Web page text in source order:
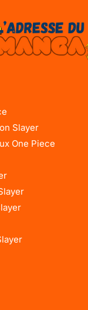
Slayer
One Piece